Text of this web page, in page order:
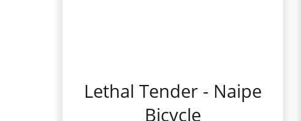
Lethal Tender - Naipe
Bicycle